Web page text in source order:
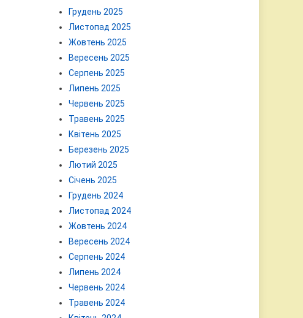
Грудень 2025
Листопад 2025
Жовтень 2025
Вересень 2025
Серпень 2025
Липень 2025
Червень 2025
Травень 2025
Квітень 2025
Березень 2025
Лютий 2025
Січень 2025
Грудень 2024
Листопад 2024
Жовтень 2024
Вересень 2024
Серпень 2024
Липень 2024
Червень 2024
Травень 2024